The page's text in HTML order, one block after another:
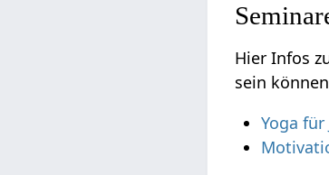
Hier Infos zu
sein
Yoga